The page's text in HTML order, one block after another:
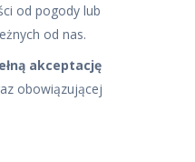
od pogody lub
od nas.
akceptację
obowiązującej